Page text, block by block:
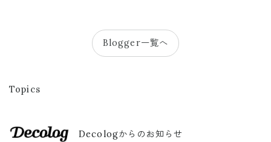
Blogger一覧へ
Topics
Decologからのお知らせ